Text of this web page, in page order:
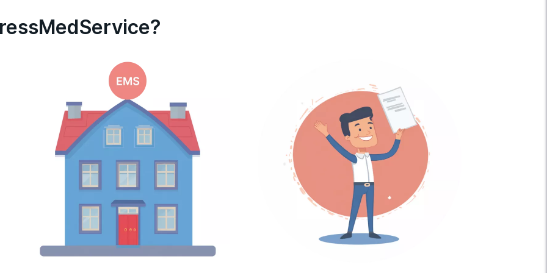
железы и мочевого пузыря
в области промежности;
живота;
в спермограмме, анализах мочи и крови;